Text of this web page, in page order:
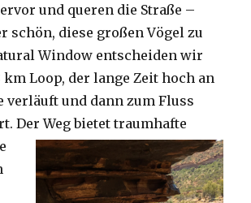
und queren die Straße –
schön, diese großen Vögel zu
Window entscheiden wir
Loop, der lange Zeit hoch an
verläuft und dann zum Fluss
Der Weg bietet traumhafte